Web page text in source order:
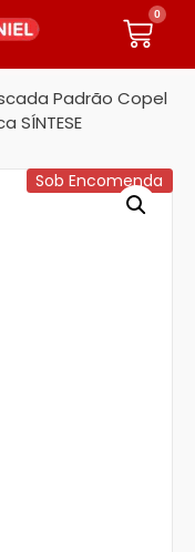
0
Padrão Copel
SÍNTESE
Sob Encomenda